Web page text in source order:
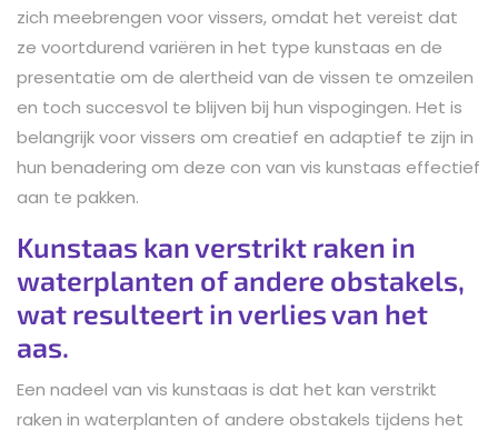
zich meebrengen voor vissers, omdat het vereist dat
ze voortdurend variëren in het type kunstaas en de
presentatie om de alertheid van de vissen te omzeilen
en toch succesvol te blijven bij hun vispogingen. Het is
belangrijk voor vissers om creatief en adaptief te zijn in
hun benadering om deze con van vis kunstaas effectief
aan te pakken.
Kunstaas kan verstrikt raken in
waterplanten of andere obstakels,
wat resulteert in verlies van het
aas.
Een nadeel van vis kunstaas is dat het kan verstrikt
raken in waterplanten of andere obstakels tijdens het